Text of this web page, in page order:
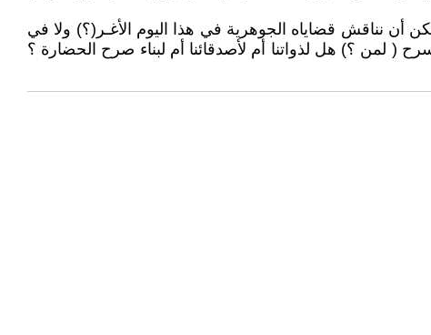
أن نناقش قضاياه الجوهرية في هذا اليوم الأغـر(؟) ولا في
( لمن ؟) هل لذواتنا أم لأصدقائنا أم لبناء صرح الحضارة ؟